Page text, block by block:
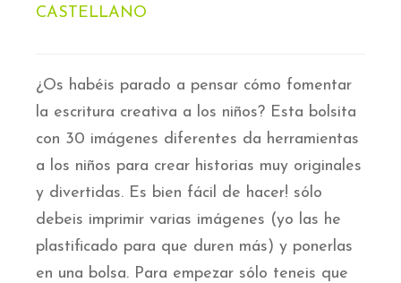
CASTELLANO
¿Os habéis parado a pensar cómo fomentar
la escritura creativa a los niños? Esta bolsita
con 30 imágenes diferentes da herramientas
a los niños para crear historias muy originales
y divertidas. Es bien fácil de hacer! sólo
debeis imprimir varias imágenes (yo las he
plastificado para que duren más) y ponerlas
en una bolsa. Para empezar sólo teneis que